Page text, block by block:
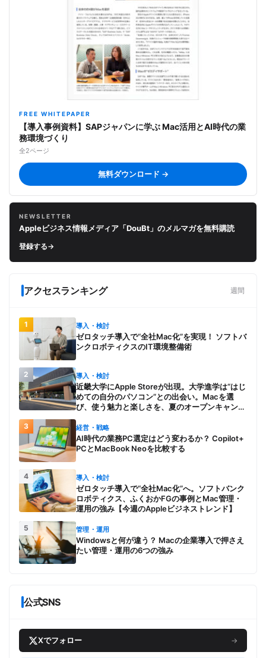
FREE WHITEPAPER
【導入事例資料】SAPジャパンに学ぶ Mac活用とAI時代の業
務環境づくり
全2ページ
無料ダウンロード →
NEWSLETTER
Appleビジネス情報メディア「DouBt」のメルマガを無料購読
登録する→
アクセスランキング 週間
1 導入・検討
ゼロタッチ導入で“全社Mac化”を実現！ ソフトバ
ンクロボティクスのIT環境整備術
2 導入・検討
近畿大学にApple Storeが出現。大学進学は“はじ
めての自分のパソコン”との出会い。Macを選
び、使う魅力と楽しさを、夏のオープンキャンパ
3 経営・戦略
AI時代の業務PC選定はどう変わるか？ Copilot+
PCとMacBook Neoを比較する
4 導入・検討
ゼロタッチ導入で“全社Mac化”へ。ソフトバンク
ロボティクス、ふくおかFGの事例とMac管理・
運用の強み【今週のAppleビジネストレンド】
5 管理・運用
Windowsと何が違う？ Macの企業導入で押さえ
たい管理・運用の6つの強み
公式SNS
Xでフォロー →